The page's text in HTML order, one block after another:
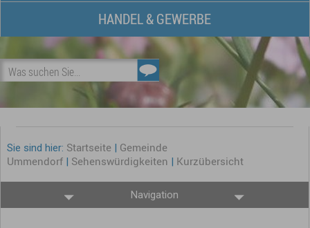
HANDEL & GEWERBE
Was suchen Sie...
Sie sind hier: Startseite | Gemeinde
Ummendorf| Sehenswürdigkeiten | Kurzübersicht
Navigation